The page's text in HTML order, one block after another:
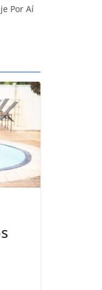
Por Aí